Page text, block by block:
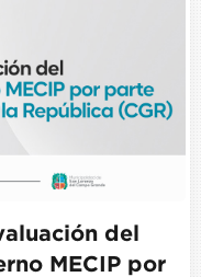
del
MECIP por